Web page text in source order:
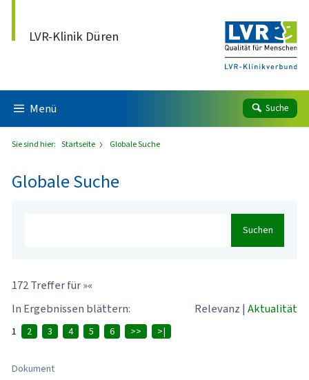
LVR-Klinik Düren
Menü Suche
Sie sind hier: Startseite Globale Suche
Globale Suche
Suchen
172 Treffer für »«
In Ergebnissen blättern:
Relevanz | Aktualität
1 2 3 4 5 6 >> >|
Dokument